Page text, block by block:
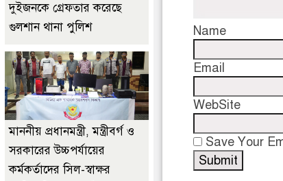
Name
Email
WebSite
Save Your
দুইজনকে গ্রেফতার করেছে
গুলশান থানা পুলিশ
মাননীয় প্রধানমন্ত্রী, মন্ত্রীবর্গ ও
সরকারের উচ্চপর্যায়ের
কর্মকর্তাদের সিল-স্বাক্ষর